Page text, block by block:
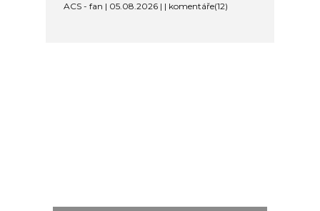
ACS - fan | 05.08.2026 | | komentáře(12)